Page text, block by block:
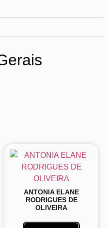
ANTONIA ELANE
RODRIGUES DE
OLIVEIRA